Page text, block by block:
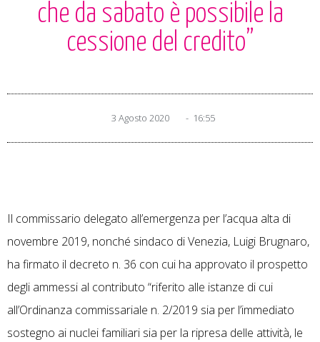
che da sabato è possibile la
cessione del credito”
3 Agosto 2020 - 16:55
Il commissario delegato all’emergenza per l’acqua alta di
novembre 2019, nonché sindaco di Venezia, Luigi Brugnaro,
ha firmato il decreto n. 36 con cui ha approvato il prospetto
degli ammessi al contributo “riferito alle istanze di cui
all’Ordinanza commissariale n. 2/2019 sia per l’immediato
sostegno ai nuclei familiari sia per la ripresa delle attività, le